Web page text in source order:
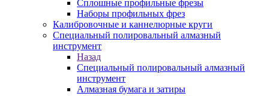
Сплошные профильные фрезы
Наборы профильных фрез
Калибровочные и каннелюрные круги
Специальный полировальный алмазный
инструмент
Назад
Специальный полировальный алмазный
инструмент
Алмазная бумага и затиры